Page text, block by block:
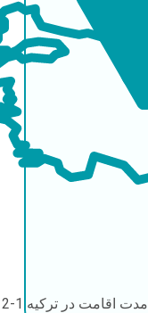
مدت اقامت در ترکیه 1-2 روز